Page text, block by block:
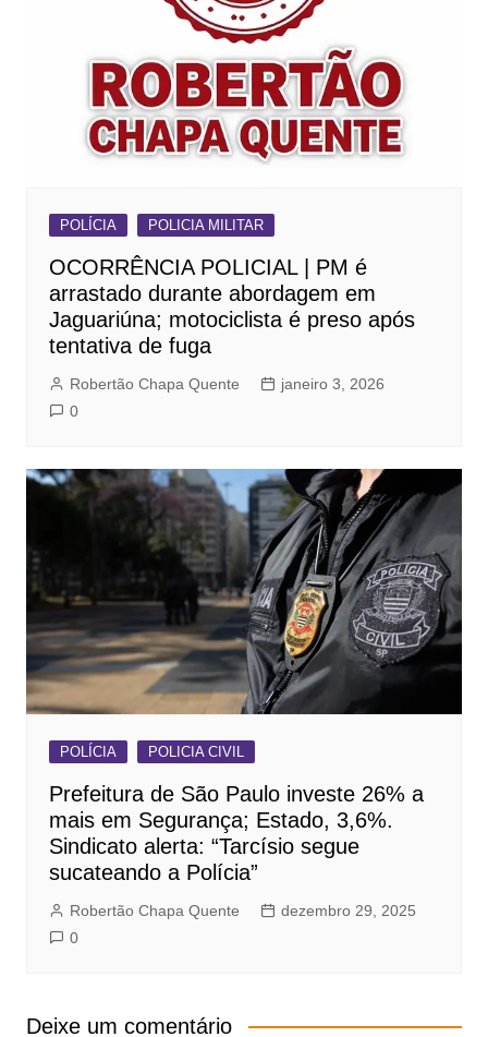
POLÍCIA POLICIA MILITAR
OCORRÊNCIA POLICIAL | PM é
arrastado durante abordagem em
Jaguariúna; motociclista é preso após
tentativa de fuga
Robertão Chapa Quente
janeiro 3, 2026
0
POLÍCIA POLICIA CIVIL
Prefeitura de São Paulo investe 26% a
mais em Segurança; Estado, 3,6%.
Sindicato alerta: “Tarcísio segue
sucateando a Polícia”
Robertão Chapa Quente
dezembro 29, 2025
0
Deixe um comentário